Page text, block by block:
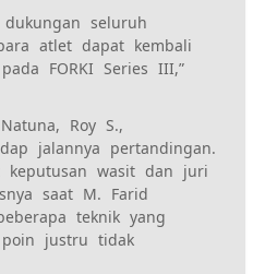
seluruh
atlet dapat kembali
FORKI Series III,”
Roy S.,
jalannya pertandingan.
wasit dan juri
saat M. Farid
teknik yang
poin justru tidak